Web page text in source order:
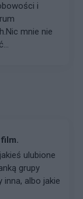
i
mnie nie
ulubione
grupy
inna, albo jakie